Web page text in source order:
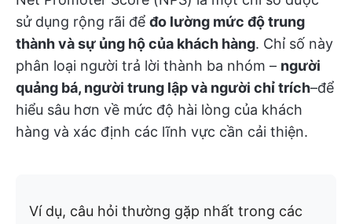
sử dụng rộng rãi để đo lường mức độ trung
thành và sự ủng hộ của khách hàng. Chỉ số này
phân loại người trả lời thành ba nhóm – người
quảng bá, người trung lập và người chỉ trích–để
hiểu sâu hơn về mức độ hài lòng của khách
hàng và xác định các lĩnh vực cần cải thiện.
Ví dụ, câu hỏi thường gặp nhất trong các